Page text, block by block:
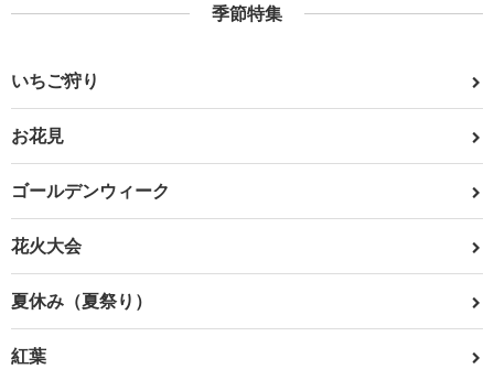
季節特集
いちご狩り
お花見
ゴールデンウィーク
花火大会
夏休み（夏祭り）
紅葉